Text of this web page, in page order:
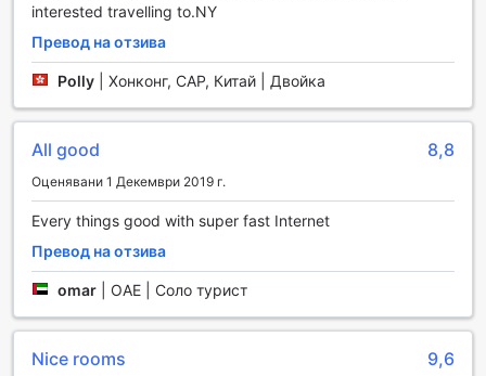
Удобства в Courtyard New York Downtown
Manhattan/World Trade Center Area
В Courtyard New York Downtown Manhattan/World Trade
Center Area, удобствата са проектирани с цел да
безпроблемен. Хотелът предлага услуга за пране и
химическо чистене, което е идеално за пътуващите,
които искат да поддържат дрехите си свежи и чисти по
време на тяхното пребиваване. Освен това, наличието
сигурност и спокойствие, позволявайки ви да се
насладите на престоя си без притеснения.
Свързаността е важна част от съвременния живот,
поради което хотелът предлага безплатен Wi-Fi в
стаите, както и в обществените зони, за да можете
лесно да се свързвате с приятели и семейство или да
interested travelling to.NY
Превод на отзива
Polly Хонконг, САР, Китай | Двойка
All good 8,8
Оценявани 1 Декември 2019 г.
Every things good with super fast Internet
Превод на отзива
omar ОАЕ | Соло турист
Nice rooms 9,6